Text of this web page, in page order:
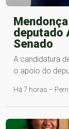
deputado
Senado
A candidatura
o apoio do
Há 7 horas –